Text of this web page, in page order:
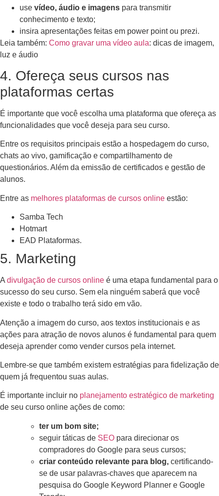
use vídeo, áudio e imagens para transmitir
conhecimento e texto;
insira apresentações feitas em power point ou prezi.
Leia também: Como gravar uma vídeo aula: dicas de imagem,
luz e áudio
4. Ofereça seus cursos nas
plataformas certas
É importante que você escolha uma plataforma que ofereça as
funcionalidades que você deseja para seu curso.
Entre os requisitos principais estão a hospedagem do curso,
chats ao vivo, gamificação e compartilhamento de
questionários. Além da emissão de certificados e gestão de
alunos.
Entre as melhores plataformas de cursos online estão:
Samba Tech
Hotmart
EAD Plataformas.
5. Marketing
A divulgação de cursos online é uma etapa fundamental para o
sucesso do seu curso. Sem ela ninguém saberá que você
existe e todo o trabalho terá sido em vão.
Atenção a imagem do curso, aos textos institucionais e as
ações para atração de novos alunos é fundamental para quem
deseja aprender como vender cursos pela internet.
Lembre-se que também existem estratégias para fidelização de
quem já frequentou suas aulas.
É importante incluir no planejamento estratégico de marketing
de seu curso online ações de como:
ter um bom site;
seguir táticas de SEO para direcionar os
compradores do Google para seus cursos;
criar conteúdo relevante para blog, certificando-
se de usar palavras-chaves que aparecem na
pesquisa do Google Keyword Planner e Google